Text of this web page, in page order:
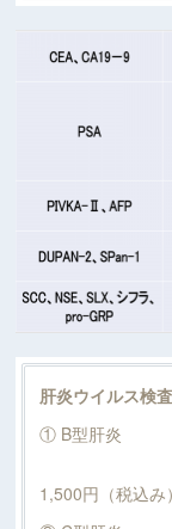
肝炎ウイルス検
① B
1,500円（税込み）